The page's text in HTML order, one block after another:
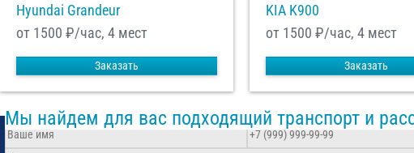
Hyundai Grandeur
от 1500 ₽/час, 4 мест
Заказать
KIA K900
от 1500 ₽/час, 4 мест
Заказать
Мы найдем для вас подходящий транспорт и